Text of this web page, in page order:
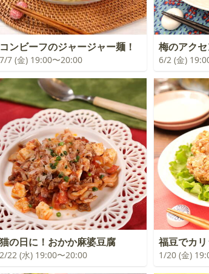
コンビーフのジャージャー麺！
7/7 (金) 19:00〜20:00
梅のアク
6/2 (金)
猫の日に！おかか麻婆豆腐
2/22 (水) 19:00〜20:00
福豆でカリ
1/20 (金)